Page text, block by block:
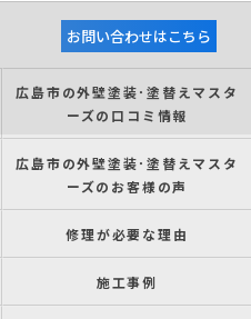
お問い合わせはこちら
広島市の外壁塗装･塗替えマスタ
ーズの口コミ情報
広島市の外壁塗装･塗替えマスタ
ーズのお客様の声
修理が必要な理由
施工事例